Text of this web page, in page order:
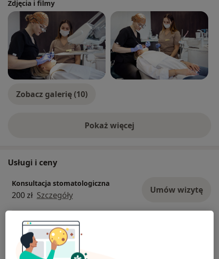
Zdjęcia i filmy
Zobacz galerię (10)
Pokaż więcejo doświadczeniu
Usługi i ceny
Konsultacja stomatologiczna
200 zł Szczegóły Umów wizytę
Stomatologia zachowawcza
Od 430 zł Szczegóły